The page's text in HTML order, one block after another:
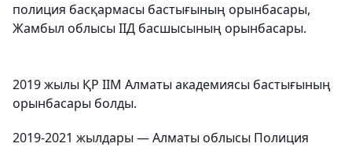
полиция басқармасы бастығының орынбасары,
Жамбыл облысы ІІД басшысының орынбасары.
2019 жылы ҚР ІІМ Алматы академиясы бастығының
орынбасары болды.
2019-2021 жылдары — Алматы облысы Полиция